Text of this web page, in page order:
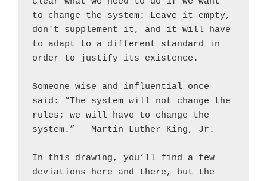
to change the system: Leave it empty,
don't supplement it, and it will have
to adapt to a different standard in
order to justify its existence.
Someone wise and influential once
said: “The system will not change the
rules; we will have to change the
system.” — Martin Luther King, Jr.
In this drawing, you’ll find a few
deviations here and there, but the